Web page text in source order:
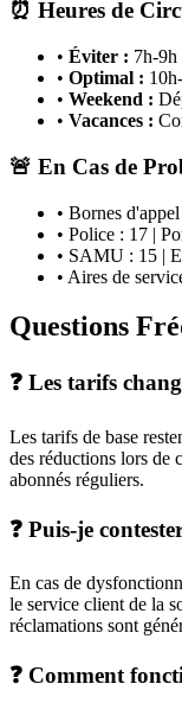
⏰ Heures de
• Éviter : 7h-9h
• Optimal :
• Weekend :
• Vacances :
🚨 En Cas de
• Bornes
• Police : 17 |
• SAMU : 15 |
• Aires de
Questions
❓ Les tarifs
Les tarifs de base
des réductions lors de
abonnés réguliers.
❓ Puis-je
En cas de
le service client de la
réclamations sont
❓ Comment